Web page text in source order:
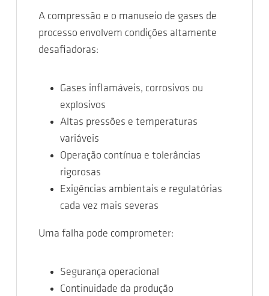
A compressão e o manuseio de gases de
processo envolvem condições altamente
desafiadoras:
Gases inflamáveis, corrosivos ou
explosivos
Altas pressões e temperaturas
variáveis
Operação contínua e tolerâncias
rigorosas
Exigências ambientais e regulatórias
cada vez mais severas
Uma falha pode comprometer:
Segurança operacional
Continuidade da produção